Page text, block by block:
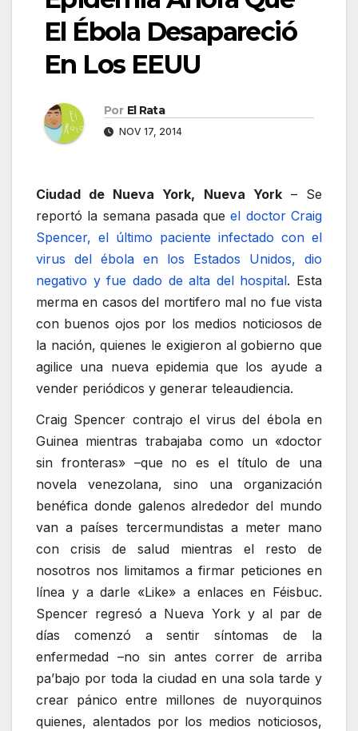
El Ébola Desapareció
En Los EEUU
Por El Rata
NOV 17, 2014
Ciudad de Nueva York, Nueva York– Se
reportó la semana pasada queel doctor Craig
Spencer, el último paciente infectado con el
virus del ébola en los Estados Unidos, dio
negativo y fue dado de alta del hospital. Esta
merma en casos del mortifero mal no fue vista
con buenos ojos por los medios noticiosos de
la nación, quienes le exigieron al gobierno que
agilice una nueva epidemia que los ayude a
vender periódicos y generar teleaudiencia.
Craig Spencer contrajo el virus del ébola en
Guinea mientras trabajaba como un «doctor
sin fronteras» –que no es el título de una
novela venezolana, sino una organización
benéfica donde galenos alrededor del mundo
van a países tercermundistas a meter mano
con crisis de salud mientras el resto de
nosotros nos limitamos a firmar peticiones en
línea y a darle «Like» a enlaces en Féisbuc.
Spencer regresó a Nueva York y al par de
días comenzó a sentir síntomas de la
enfermedad –no sin antes correr de arriba
pa’bajo por toda la ciudad en una sola tarde y
crear pánico entre millones de nuyorquinos
quienes, alentados por los medios noticiosos,